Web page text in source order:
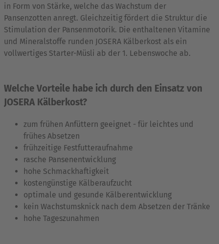
in Form von Stärke, welche das Wachstum der
Pansenzotten anregt. Gleichzeitig fördert die Struktur die
Stimulation der Pansenmotorik. Die enthaltenen Vitamine
und Mineralstoffe runden JOSERA Kälberkost als ein
vollwertiges Starter-Müsli ab der 1. Lebenswoche ab.
Welche Vorteile habe ich durch den Einsatz von
JOSERA Kälberkost?
zum frühen Anfüttern geeignet - für leichtes und
frühes Absetzen
frühzeitige Festfutteraufnahme
rasche Pansenentwicklung
hohe Schmackhaftigkeit
kostengünstige Kälberaufzucht
optimale und gesunde Kälberentwicklung
kein Wachstumsknick nach dem Absetzen der Tränke
hohe Tageszunahmen